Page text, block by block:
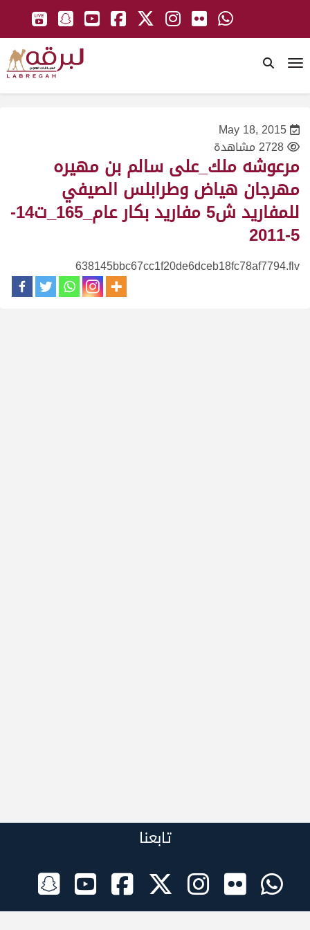
May 18, 2015
2728 مشاهدة
مرعوشه ملك_على سالم بن مهيره
مهرجان هياض وطرابلس الصيفي
للمفاريد ش5 مفاريد بكار عام_165_ت14-
5-2011
638145bbc67cc1f20de6dceb18fc78af7794.flv
تابعنا